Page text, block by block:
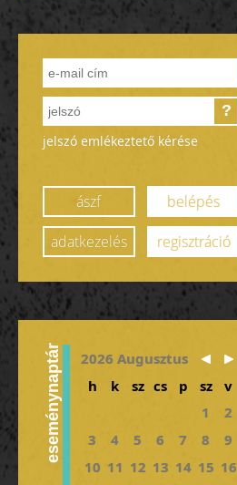
?
jelszó emlékeztető kérése
ászf
belépés
adatkezelés
regisztráció
eseménynaptár
2026 Augusztus
h
k sz cs p sz
v
1
2
3
4 5 6 7 8
9
10 11 12 13 14 15 16